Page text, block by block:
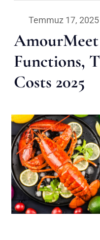
Temmuz 17, 2025
Functions,
Costs 2025